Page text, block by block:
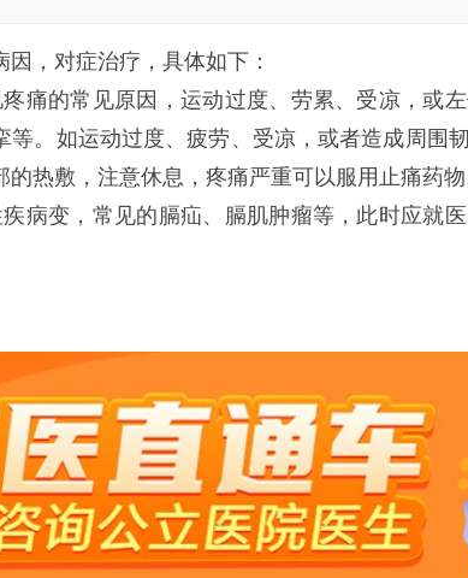
，对症治疗，具体如下：
痛的常见原因，运动过度、劳累、受凉，或
等。如运动过度、疲劳、受凉，或者造成周围
热敷，注意休息，疼痛严重可以服用止痛药物
病变，常见的膈疝、膈肌肿瘤等，此时应就